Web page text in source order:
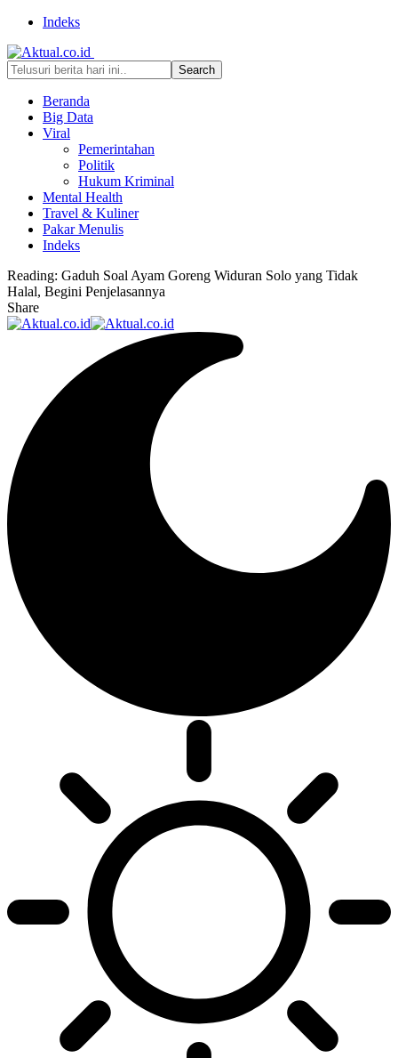
Indeks
Beranda
Big Data
Viral
Pemerintahan
Politik
Hukum Kriminal
Mental Health
Travel & Kuliner
Pakar Menulis
Indeks
Reading: Gaduh Soal Ayam Goreng Widuran Solo yang Tidak
Halal, Begini Penjelasannya
Share